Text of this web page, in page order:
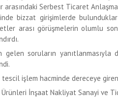
arasındaki Serbest Ticaret
bizzat girişimlerde
arası görüşmelerin olumlu
gelen soruların
tescil işlem hacminde dereceye
İnşaat Nakliyat Sanayi ve